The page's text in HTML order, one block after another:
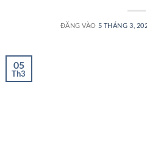
ĐĂNG VÀO 5 THÁNG 3,
05
Th3